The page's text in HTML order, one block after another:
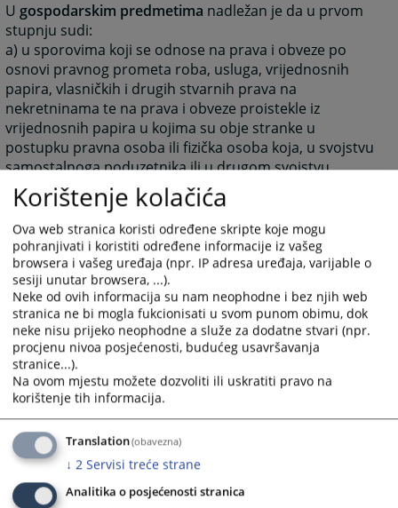
U gospodarskim predmetima nadležan je da u prvom
stupnju sudi:
a) u sporovima koji se odnose na prava i obveze po
osnovi pravnog prometa roba, usluga, vrijednosnih
papira, vlasničkih i drugih stvarnih prava na
nekretninama te na prava i obveze proistekle iz
vrijednosnih papira u kojima su obje stranke u
postupku pravna osoba ili fizička osoba koja, u svojstvu
samostalnoga poduzetnika ili u drugom svojstvu,
obavlja gospodarsku ili drugu registriranu djelatnost u
obliku osnovnog ili dopunskog zanimanja,
b) u sporovima koji se odnose na brodove i na
plovidbu morem i unutarnjim vodama te sporovima na
koje se primjenjuje plovidbeno pravo, osim sporova o
prijevozu putnika,
c) u sporovima koji se odnose na zrakoplove te u
sporovima na koje se primjenjuje zrakoplovno pravo,
osim sporova o prijevozu putnika,
d) sporove iz autorskog prava, srodnih prava i prava
idustrijskog vlasništva,
e) sporove nastale povodom djela za koja se tvrdi da
predstavljaju nelojalnu konkurenciju ili monopolistički
sporazum,
f) gospodarske prijestupe i
g) u postupku stečaja i likvidacije, sukladno Zakonu,
kao i u svim sporovima koji nastanu u tijeku i povodom
Korištenje kolačića
Ova web stranica koristi određene skripte koje mogu
pohranjivati i koristiti određene informacije iz vašeg
browsera i vašeg uređaja (npr. IP adresa uređaja, varijable o
sesiji unutar browsera, ...).
Neke od ovih informacija su nam neophodne i bez njih web
stranica ne bi mogla fukcionisati u svom punom obimu, dok
neke nisu prijeko neophodne a služe za dodatne stvari (npr.
procjenu nivoa posjećenosti, budućeg usavršavanja
stranice...).
Na ovom mjestu možete dozvoliti ili uskratiti pravo na
korištenje tih informacija.
Translation(obavezna)
↓ 2 Servisi treće strane
Analitika o posjećenosti stranica